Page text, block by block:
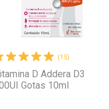
(15)
D Addera D3
Gotas 10ml